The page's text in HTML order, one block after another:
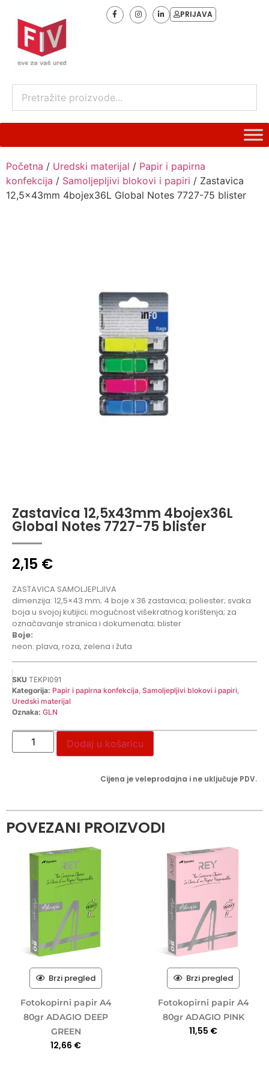
PRIJAVA
Početna / Uredski materijal / Papir i papirna
konfekcija / Samoljepljivi blokovi i papiri / Zastavica
12,5x43mm 4bojex36L Global Notes 7727-75 blister
Zastavica 12,5x43mm 4bojex36L
Global Notes 7727-75 blister
2,15 €
ZASTAVICA SAMOLJEPLJIVA
dimenzija: 12,5×43 mm; 4 boje x 36 zastavica; poliester; svaka
boja u svojoj kutijici; mogućnost višekratnog korištenja; za
označavanje stranica i dokumenata; blister
Boje:
neon: plava, roza, zelena i žuta
SKU TEKPI091
Kategorija: Papir i papirna konfekcija Samoljepljivi blokovi i papiri
Uredski materijal
Oznaka: GLN
Dodaj u košaricu
Cijena je veleprodajna i ne uključuje PDV.
POVEZANI PROIZVODI
Brzi pregled
Fotokopirni papir A4
80gr ADAGIO DEEP
GREEN
12,66 €
Brzi pregled
Fotokopirni papir A4
80gr ADAGIO PINK
11,55 €